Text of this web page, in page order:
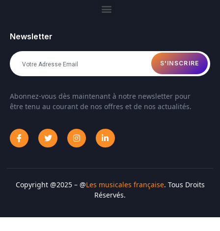
Newsletter
S'INSCRIRE
Abonnez-vous dès maintenant à notre newsletter pour
être tenu au courant de nos offres et de nos actualités.
Copyright @2025 – @Les musicales française. Tous Droits
Réservés.